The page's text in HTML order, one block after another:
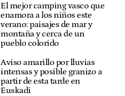
El mejor camping vasco que
enamora a los niños este
verano: paisajes de mar y
montaña y cerca de un
pueblo colorido
Aviso amarillo por lluvias
intensas y posible granizo a
partir de esta tarde en
Euskadi